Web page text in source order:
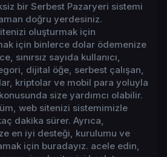
bir Serbest Pazaryeri sistemi
doğru yerdesiniz.
oluşturmak için
için binlerce dolar ödemenize
sınırsız sayıda kullanıcı,
dijital öğe, serbest çalışan,
kriptolar ve mobil para yoluyla
size yardımcı olabilir.
web sitenizi sistemimizle
dakika sürer. Ayrıca,
en iyi desteği, kurulumu ve
için buradayız. acele edin,